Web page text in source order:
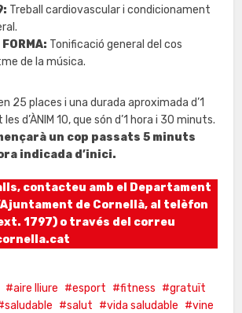
Treball cardiovascular i condicionament
FORMA: Tonificació general del cos
de la música.
25 places i una durada aproximada d’1
d’ÀNIM 10, que són d’1 hora i 30 minuts.
un cop passats 5 minuts
indicada d’inici.
contacteu amb el Departament
de Cornellà, al telèfon
1797) o través del correu
aire lliure esport fitness
gratuït
saludable salut vida saludable
vine